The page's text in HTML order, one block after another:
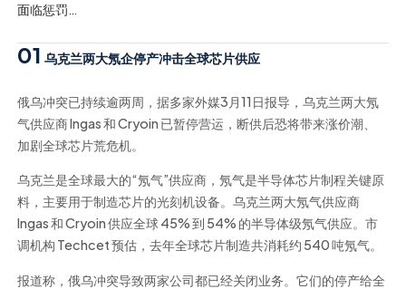
面临惩罚…
01 乌克兰两大氖企停产冲击全球芯片供应
俄乌冲突已持续逾两周，据多家外媒3月11日报导，乌克兰两大氖
气供应商 Ingas 和 Cryoin 已暂停营运，断供后恐将带来涨价潮、
加剧全球芯片荒危机。
乌克兰是全球最大的“氖气”供应商，氖气是半导体芯片制程关键原
料，主要用于制造芯片的光刻机设备。乌克兰两大氖气供应商
Ingas 和 Cryoin 供应全球 45% 到 54% 的半导体级氖气供应。市
调机构 Techcet 预估，去年全球芯片制造共消耗约 540 吨氖气。
报道称，俄乌冲突导致两家公司都已经关闭业务。它们的停产给全